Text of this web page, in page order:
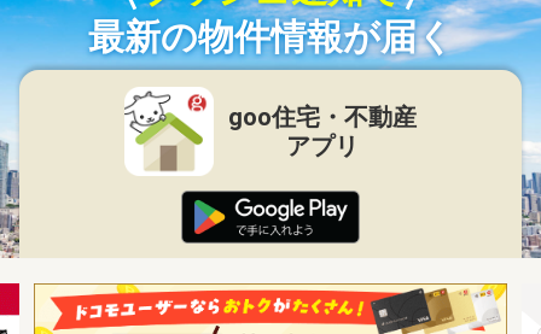
最新の物件情報が届く
goo住宅・不動産
アプリ